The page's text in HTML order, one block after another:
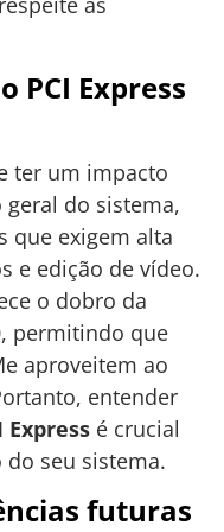
PCI Express
ter um impacto
do sistema,
que exigem alta
e edição de vídeo.
o dobro da
permitindo que
aproveitem ao
entender
Express é crucial
seu sistema.
futuras